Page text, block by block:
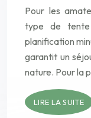
Pour les
type de
planification
garantit un
nature. Pour la
LIRE LA SUITE